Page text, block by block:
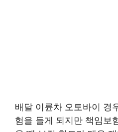
배달 이륜차 오토바이 경
험을 들게 되지만 책임보